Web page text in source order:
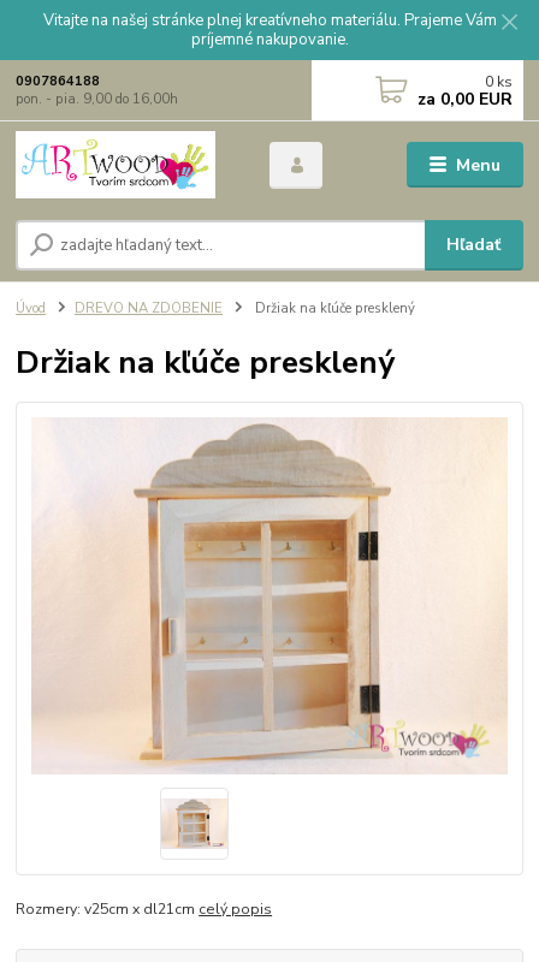
Vitajte na našej stránke plnej kreatívneho materiálu. Prajeme Vám
príjemné nakupovanie.
Menu
Hľadať
0907864188
pon. - pia. 9,00 do 16,00h
0 ks
za 0,00 EUR
Úvod DREVO NA ZDOBENIE Držiak na kľúče presklený
Držiak na kľúče presklený
Rozmery: v25cm x dl21cm celý popis